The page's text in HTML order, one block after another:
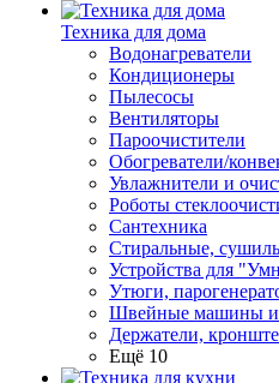
Техника для дома
Водонагреватели
Кондиционеры
Пылесосы
Вентиляторы
Пароочистители
Обогреватели/
Увлажнители и
Роботы
Сантехника
Стиральные,
Устройства для
Утюги,
Швейные машины и
Держатели,
Ещё 10